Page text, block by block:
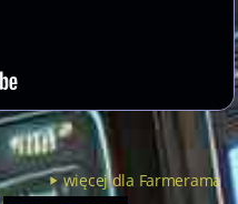
więcej dla Farmerama